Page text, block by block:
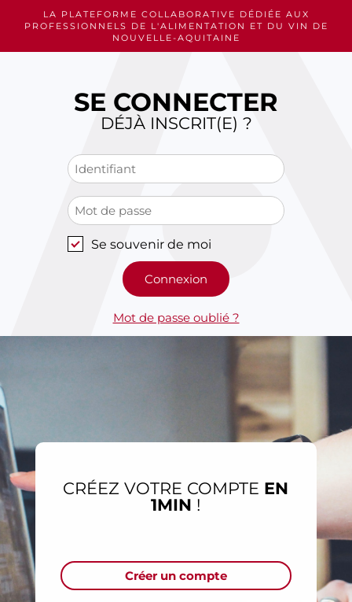
content
LA PLATEFORME COLLABORATIVE DÉDIÉE AUX
PROFESSIONNELS DE L'ALIMENTATION ET DU VIN DE
NOUVELLE-AQUITAINE
SE CONNECTER
DÉJÀ INSCRIT(E) ?
Se souvenir de moi
Mot de passe oublié ?
CRÉEZ VOTRE COMPTE EN
1MIN !
Créer un compte